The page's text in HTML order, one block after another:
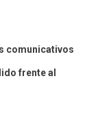
comunicativos
frente al